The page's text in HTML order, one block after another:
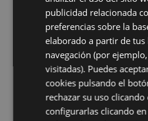
Casos de uso
frecuentes
Clínicas y consultorios
Control de cucarachas y
Tiendas de alimentación
Control integral de
publicidad relacionada
preferencias sobre la
elaborado a partir de tus
navegación (por
visitadas). Puedes
cookies pulsando el
rechazar su uso clicando
configurarlas clicando